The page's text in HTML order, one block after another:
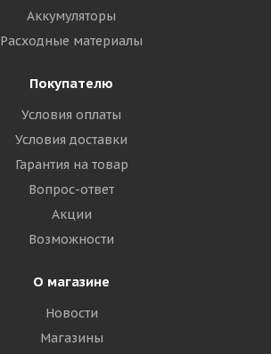
Аккумуляторы
Расходные материалы
Покупателю
Условия оплаты
Условия доставки
Гарантия на товар
Вопрос-ответ
Акции
Возможности
О магазине
Новости
Магазины